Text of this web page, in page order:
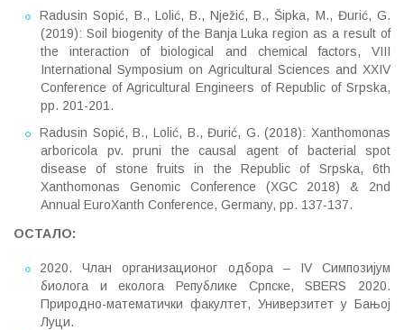
Radusin Sopić, B., Lolić, B., Nježić, B., Šipka, M., Đurić, G.
(2019): Soil biogenity of the Banja Luka region as a result of
the interaction of biological and chemical factors, VIII
International Symposium on Agricultural Sciences and XXIV
Conference of Agricultural Engineers of Republic of Srpska,
pp. 201-201.
Radusin Sopić, B., Lolić, B., Đurić, G. (2018): Xanthomonas
arboricola pv. pruni the causal agent of bacterial spot
disease of stone fruits in the Republic of Srpska, 6th
Xanthomonas Genomic Conference (XGC 2018) & 2nd
Annual EuroXanth Conference, Germany, pp. 137-137.
ОСТАЛО:
2020. Члан организационог одбора – IV Симпозијум
биолога и еколога Републике Српске, SBERS 2020.
Природно-математички факултет, Универзитет у Бањој
Луци.